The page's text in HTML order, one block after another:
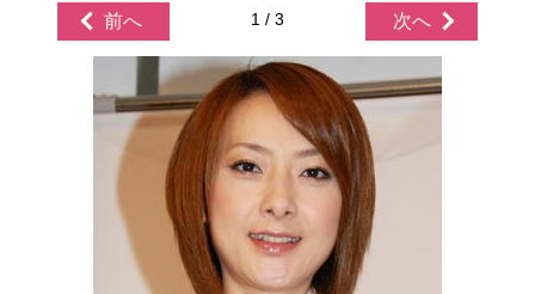
前へ 1 / 3 次へ